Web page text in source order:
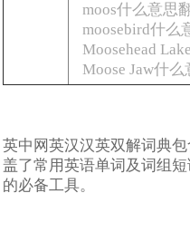
moos什么意思
moosebird什么
Moosehead
Moose Jaw什
英中网英汉汉英双解词典
盖了常用英语单词及词组
的必备工具。